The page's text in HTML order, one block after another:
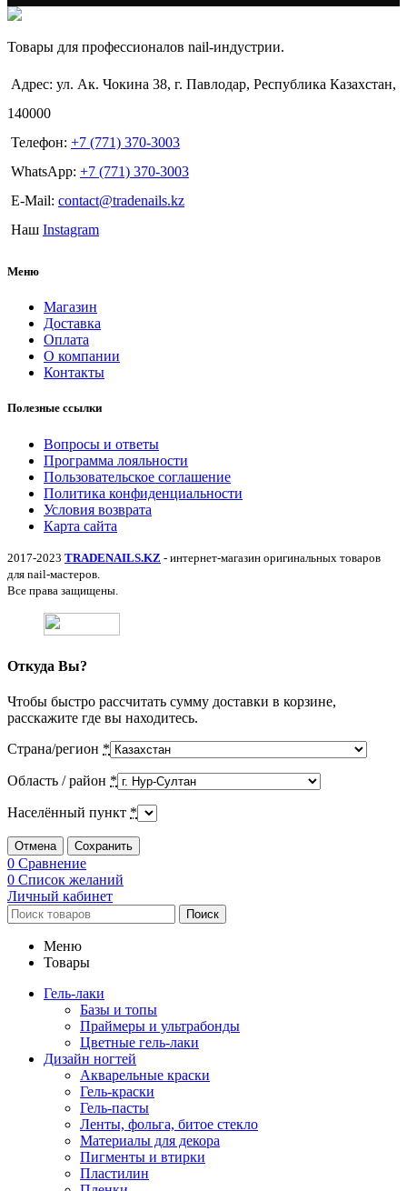
Товары для профессионалов nail-индустрии.
Адрес: ул. Ак. Чокина 38, г. Павлодар, Республика Казахстан,
140000
Телефон: +7 (771) 370-3003
WhatsApp: +7 (771) 370-3003
E-Mail: contact@tradenails.kz
Наш Instagram
Меню
Магазин
Доставка
Оплата
О компании
Контакты
Полезные ссылки
Вопросы и ответы
Программа лояльности
Пользовательское соглашение
Политика конфиденциальности
Условия возврата
Карта сайта
2017-2023 TRADENAILS.KZ - интернет-магазин оригинальных товаров
для nail-мастеров.
Все права защищены.
Откуда Вы?
Чтобы быстро рассчитать сумму доставки в корзине,
расскажите где вы находитесь.
Страна/регион *
Область / район *
Населённый пункт *
Отмена Сохранить
0 Сравнение
0 Список желаний
Личный кабинет
Поиск
Меню
Товары
Гель-лаки
Базы и топы
Праймеры и ультрабонды
Цветные гель-лаки
Дизайн ногтей
Акварельные краски
Гель-краски
Гель-пасты
Ленты, фольга, битое стекло
Материалы для декора
Пигменты и втирки
Пластилин